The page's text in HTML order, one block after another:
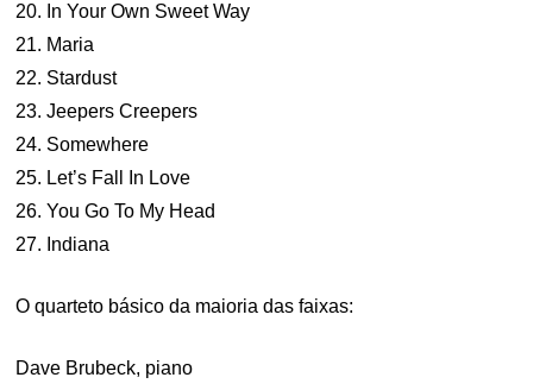
20. In Your Own Sweet Way
21. Maria
22. Stardust
23. Jeepers Creepers
24. Somewhere
25. Let’s Fall In Love
26. You Go To My Head
27. Indiana
O quarteto básico da maioria das faixas:
Dave Brubeck, piano